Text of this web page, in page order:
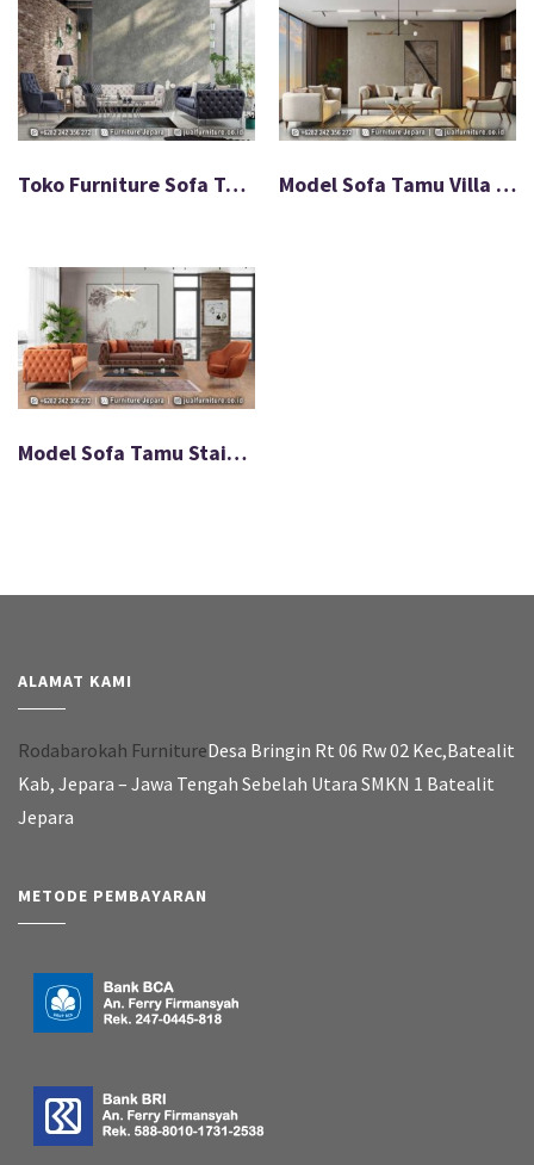
Toko Furniture Sofa Tamu Stainless Terbaru Modern FS-007 Model Sofa Tamu Villa Jati Minimalis Natural Furnish FS-018
Model Sofa Tamu Stainless Chic Minimalis Modern FS-004
ALAMAT KAMI
Rodabarokah FurnitureDesa Bringin Rt 06 Rw 02 Kec,Batealit
Kab, Jepara – Jawa Tengah Sebelah Utara SMKN 1 Batealit
Jepara
METODE PEMBAYARAN